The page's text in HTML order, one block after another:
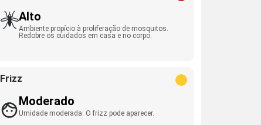
Alto
Ambiente propício à proliferação de mosquitos.
Redobre os cuidados em casa e no corpo.
Frizz
Moderado
Umidade moderada. O frizz pode aparecer.